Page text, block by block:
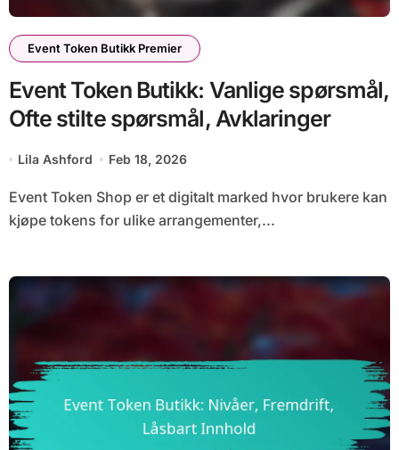
Event Token Butikk Premier
Event Token Butikk: Vanlige spørsmål,
Ofte stilte spørsmål, Avklaringer
Lila Ashford Feb 18, 2026
Event Token Shop er et digitalt marked hvor brukere kan
kjøpe tokens for ulike arrangementer,...